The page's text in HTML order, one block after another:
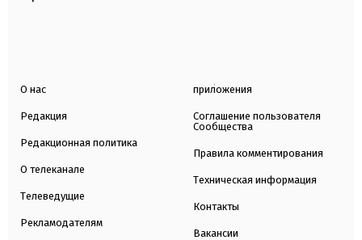
О нас
Редакция
Редакционная политика
О телеканале
Телеведущие
Рекламодателям
приложения
Соглашение пользователя
Сообщества
Правила комментирования
Техническая информация
Контакты
Вакансии